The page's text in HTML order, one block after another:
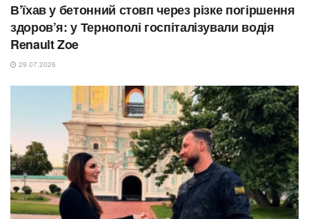
В’їхав у бетонний стовп через різке погіршення
здоров’я: у Тернополі госпіталізували водія
Renault Zoe
29.07.2026